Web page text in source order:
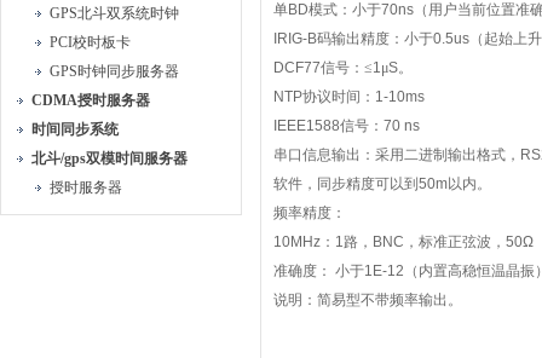
GPS北斗双系统时钟
PCI校时板卡
GPS时钟同步服务器
CDMA授时服务器
时间同步系统
北斗/gps双模时间服务器
授时服务器
单BD模式：小于70ns （用户当前位置准
IRIG-B码输出精度：小于0.5us （起始上
DCF77信号：≤1μS。
NTP协议时间： 1-10ms
IEEE1588信号： 70 ns
串口信息输出：采用二进制输出格式，
软件，同步精度可以到 50m以内。
频率精度：
10MHz ： 1路， BNC ，标准正弦波， 50Ω
准确度： 小于1E-12 （内置高稳恒温晶振
说明：简易型不带频率输出。